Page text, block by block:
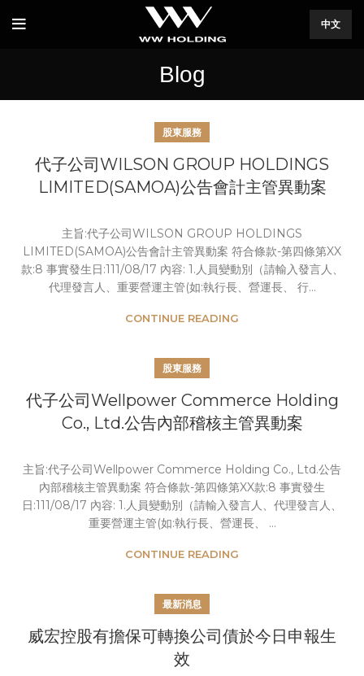
中文
Blog
股東服務
代子公司WILSON GROUP HOLDINGS
LIMITED(SAMOA)公告會計主管異動案
主旨:代子公司WILSON GROUP HOLDINGS
LIMITED(SAMOA)公告會計主管異動案 符合條款-第四條第XX
款:8 事實發生日:111/08/17 內容: 1.人員變動別（請輸入發言人、
代理發言人、重要營運主管(如:執行長、營運長、 行...
CONTINUE READING
股東服務
代子公司Wellpower Commerce Holding
Co., Ltd.公告內部稽核主管異動案
主旨:代子公司Wellpower Commerce Holding Co., Ltd.公告
內部稽核主管異動案 符合條款-第四條第XX款:8 事實發生
日:111/08/17 內容: 1.人員變動別（請輸入發言人、代理發言人、
重要營運主管(如:執行長、營運長、 ...
CONTINUE READING
最新消息
威宏控股有擔保可轉換公司債於今日申報生
效